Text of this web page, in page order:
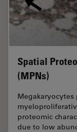
Spatial
(MPNs)
proteomic
due to low